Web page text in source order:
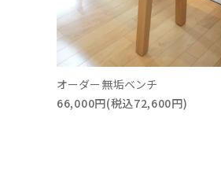
オーダー無垢ベンチ
66,000円(税込72,600円)